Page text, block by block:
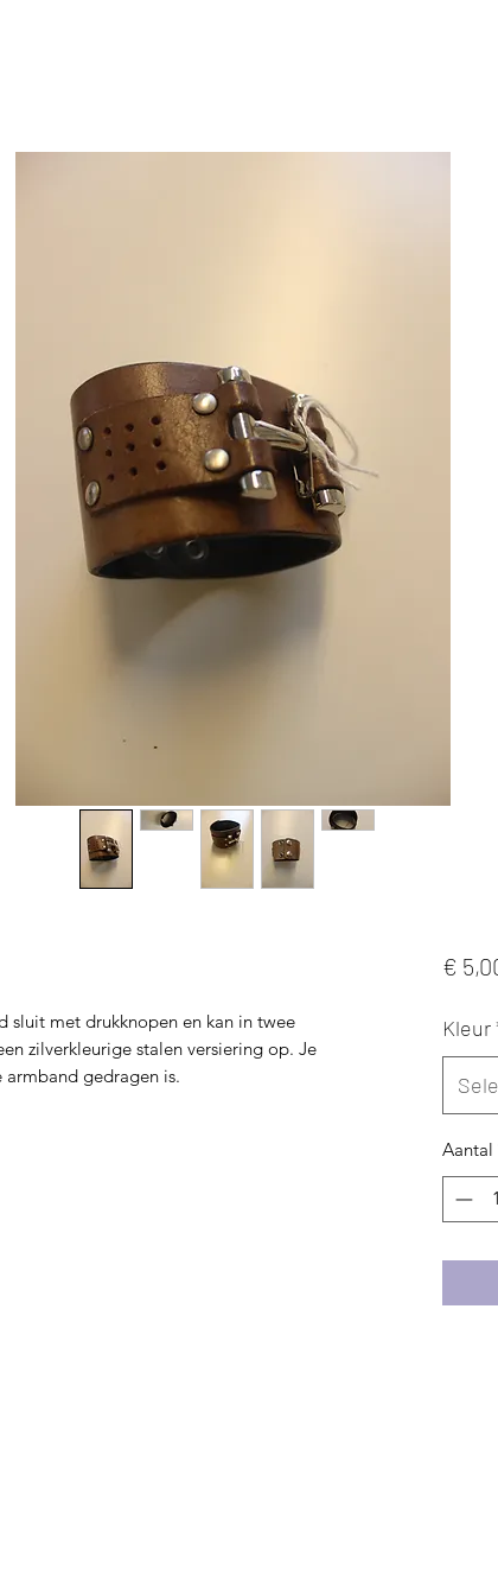
sluit met drukknopen en kan in twee
zilverkleurige stalen versiering op. Je
armband gedragen is.
€
Kleur
Aantal